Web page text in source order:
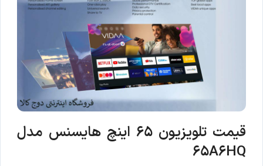
قیمت تلویزیون 65 اینچ هایسنس مدل
65A6HQ